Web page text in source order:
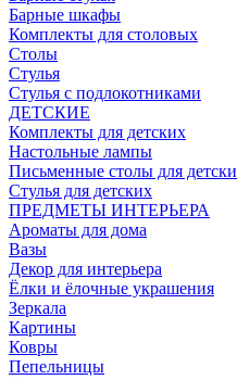
Барные шкафы
Комплекты для столовых
Столы
Стулья
Стулья с подлокотниками
ДЕТСКИЕ
Комплекты для детских
Настольные лампы
Письменные столы для
Стулья для детских
ПРЕДМЕТЫ ИНТЕРЬЕРА
Ароматы для дома
Вазы
Декор для интерьера
Ёлки и ёлочные украшения
Зеркала
Картины
Ковры
Пепельницы